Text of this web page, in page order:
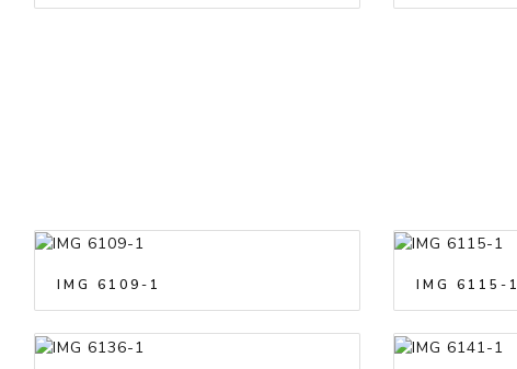
IMG 6109-1 IMG 6115-1